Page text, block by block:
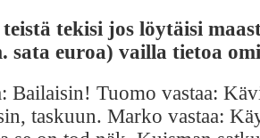
tekisi jos löytäisi
sata euroa) vailla tietoa
Bailaisin! Tuomo vastaa:
taskuun. Marko vastaa: